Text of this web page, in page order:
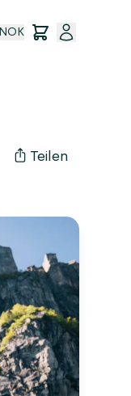
NOK
Teilen